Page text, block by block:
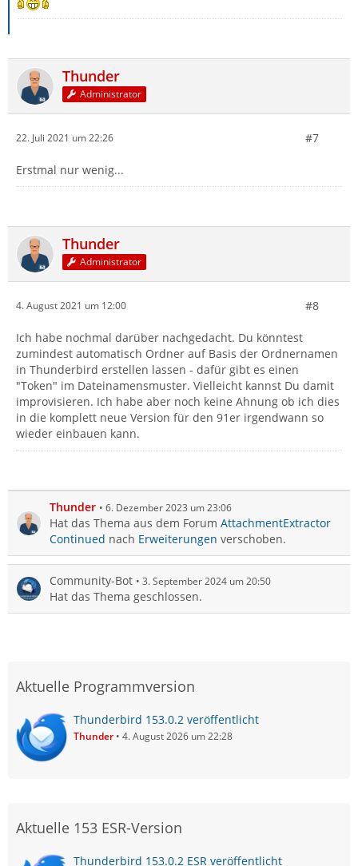
Thunder
Administrator
22. Juli 2021 um 22:26 #7
Erstmal nur wenig...
Thunder
Administrator
4. August 2021 um 12:00 #8
Ich habe nochmal darüber nachgedacht. Du könntest
zumindest automatisch Ordner auf Basis der Ordnernamen
in Thunderbird erstellen lassen - dafür gibt es einen
"Token" im Dateinamensmuster. Vielleicht kannst Du damit
improvisieren. Ich habe aber noch keine Ahnung ob ich dies
in die komplett neue Version für den 91er irgendwann so
wieder einbauen kann.
Thunder 6. Dezember 2023 um 23:06
Hat das Thema aus dem Forum AttachmentExtractor
Continued nach Erweiterungen verschoben.
Community-Bot 3. September 2024 um 20:50
Hat das Thema geschlossen.
Aktuelle Programmversion
Thunderbird 153.0.2 veröffentlicht
Thunder 4. August 2026 um 22:28
Aktuelle 153 ESR-Version
Thunderbird 153.0.2 ESR veröffentlicht